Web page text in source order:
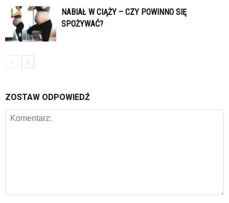
NABIAŁ W CIĄŻY – CZY POWINNO SIĘ
SPOŻYWAĆ?
ZOSTAW ODPOWIEDŹ